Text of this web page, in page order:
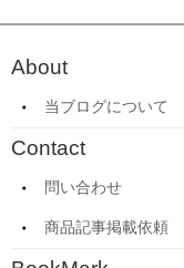
About
当ブログについて
Contact
問い合わせ
商品記事掲載依頼